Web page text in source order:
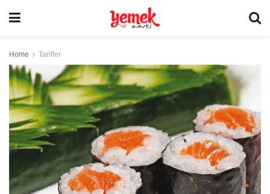
Home Tarifler